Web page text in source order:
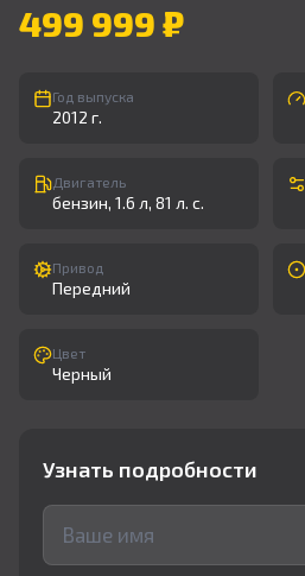
499 999 ₽
Год выпуска
2012 г.
Двигатель
бензин, 1.6 л, 81 л. с.
Привод
Передний
Цвет
Черный
Узнать подробности